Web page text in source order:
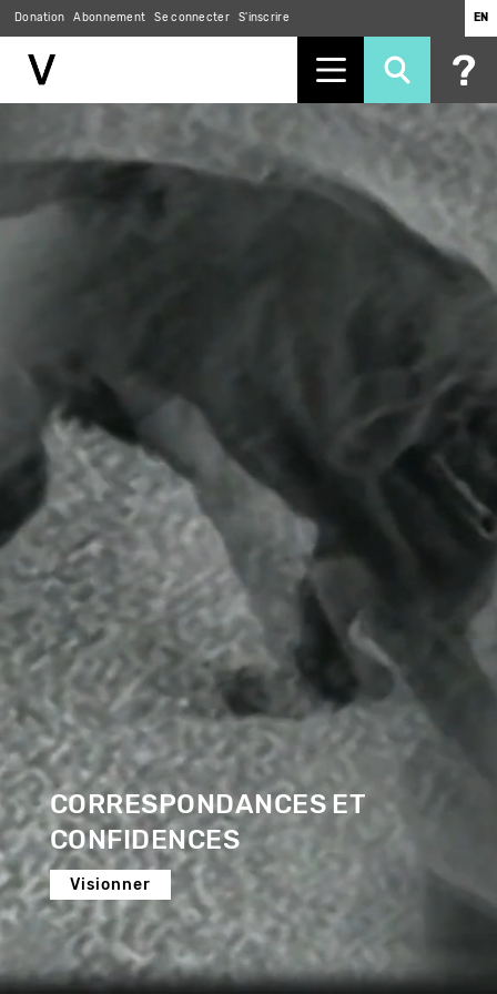
Donation Abonnement Se connecter S'inscrire EN
CORRESPONDANCES ET
CONFIDENCES
Visionner